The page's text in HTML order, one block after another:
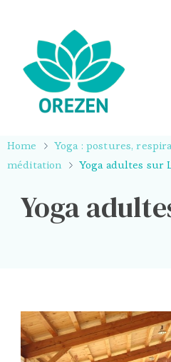
Home
Yoga : postures,
méditation
Yoga adultes sur
Yoga